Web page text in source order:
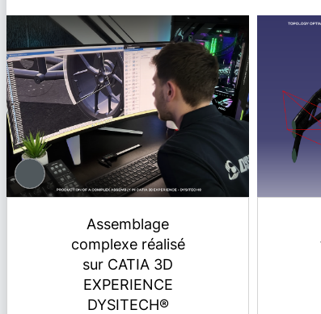
Pièce optimisée
topologiquement
pour fabrication
additive
DYSITECH®